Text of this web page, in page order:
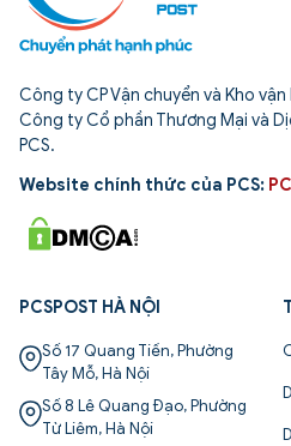
Công ty CP Vận chuyển và Kho
Công ty Cổ phần Thương Mại và
PCS.
Website chính thức của PCS:
PCSPOST HÀ NỘI
Số 17 Quang Tiến, Phường
Tây Mỗ, Hà Nội
Số 8 Lê Quang Đạo, Phường
Từ Liêm, Hà Nội